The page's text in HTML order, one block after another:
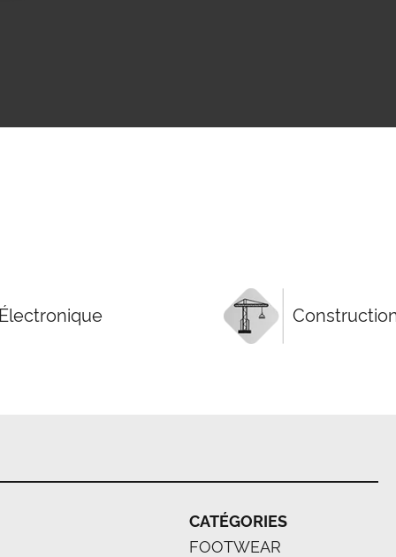
Électronique
CATÉGORIES
FOOTWEAR